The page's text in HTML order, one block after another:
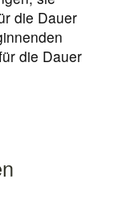
die Dauer
die Dauer